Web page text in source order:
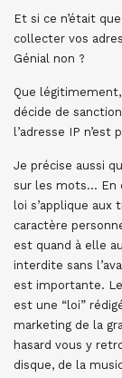
Et si ce n’était
collecter vos
Génial non ?
Que
décide de
l’adresse IP n’est
Je précise aussi
sur les mots… En
loi s’applique
caractère
est quand à elle
interdite sans
est importante. Le
est une “loi”
marketing de la
hasard vous y
disque, de la